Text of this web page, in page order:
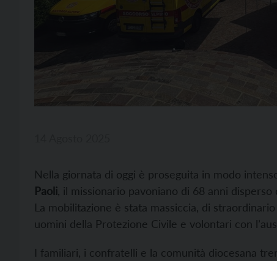
Nella giornata di oggi è proseguita in modo
Paoli , il missionario pavoniano di 68 anni
La mobilitazione è stata massiccia, di
uomini della Protezione Civile e volontari con
I familiari, i confratelli e la comunità diocesana